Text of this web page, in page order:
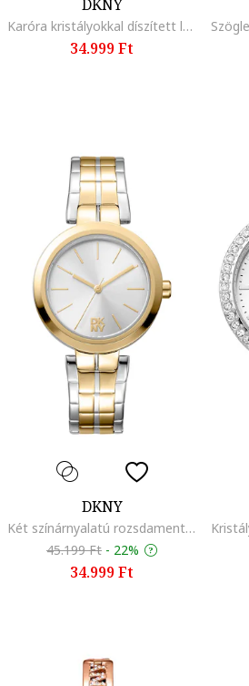
DKNY
Karóra kristályokkal díszített logós szíjjal, Ezüstszín
34.999 Ft
DKNY
Két színárnyalatú rozsdamentes acélszíjas karóra, Ezüstszín/Aranyszín
45.199 Ft - 22%
34.999 Ft